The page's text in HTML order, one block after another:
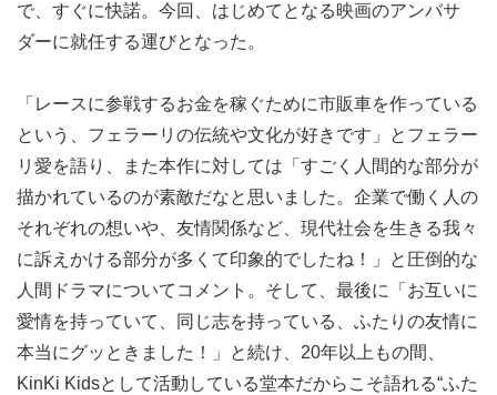
で、すぐに快諾。今回、はじめてとなる映画のアンバサ
ダーに就任する運びとなった。
「レースに参戦するお金を稼ぐために市販車を作っている
という、フェラーリの伝統や文化が好きです」とフェラー
リ愛を語り、また本作に対しては「すごく人間的な部分が
描かれているのが素敵だなと思いました。企業で働く人の
それぞれの想いや、友情関係など、現代社会を生きる我々
に訴えかける部分が多くて印象的でしたね！」と圧倒的な
人間ドラマについてコメント。そして、最後に「お互いに
愛情を持っていて、同じ志を持っている、ふたりの友情に
本当にグッときました！」と続け、20年以上もの間、
KinKi Kidsとして活動している堂本だからこそ語れる“ふた